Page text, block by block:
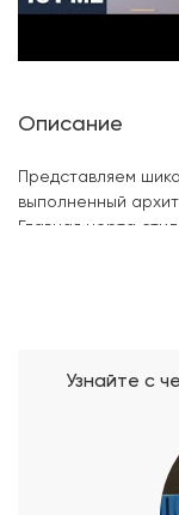
Описание
Представляем
выполненный
Главная черта
популярность и
спокойные
умиротворяет и
особенность
летнюю террасу,
гараж с
домочадцев.
санузла,
Узнайте с